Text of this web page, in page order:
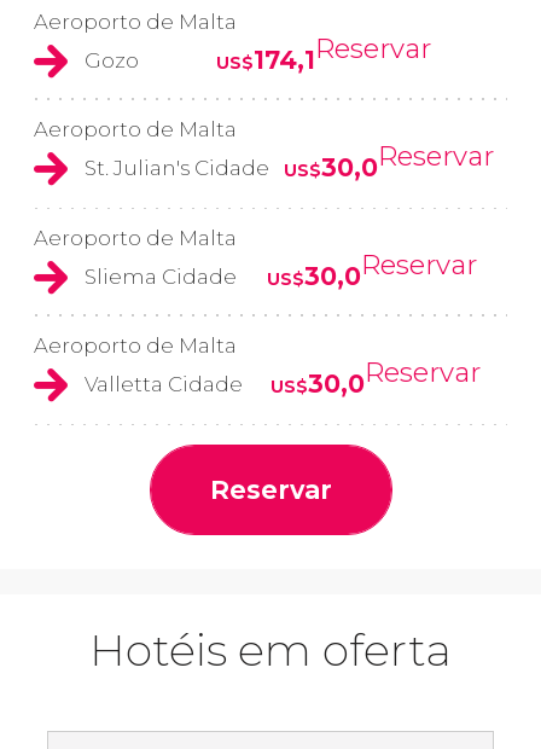
Aeroporto de Malta
Gozo
US$174,1Reservar
Aeroporto de Malta
St. Julian's Cidade
US$30,0Reservar
Aeroporto de Malta
Sliema Cidade
US$30,0Reservar
Aeroporto de Malta
Valletta Cidade
US$30,0Reservar
Reservar
Hotéis em oferta